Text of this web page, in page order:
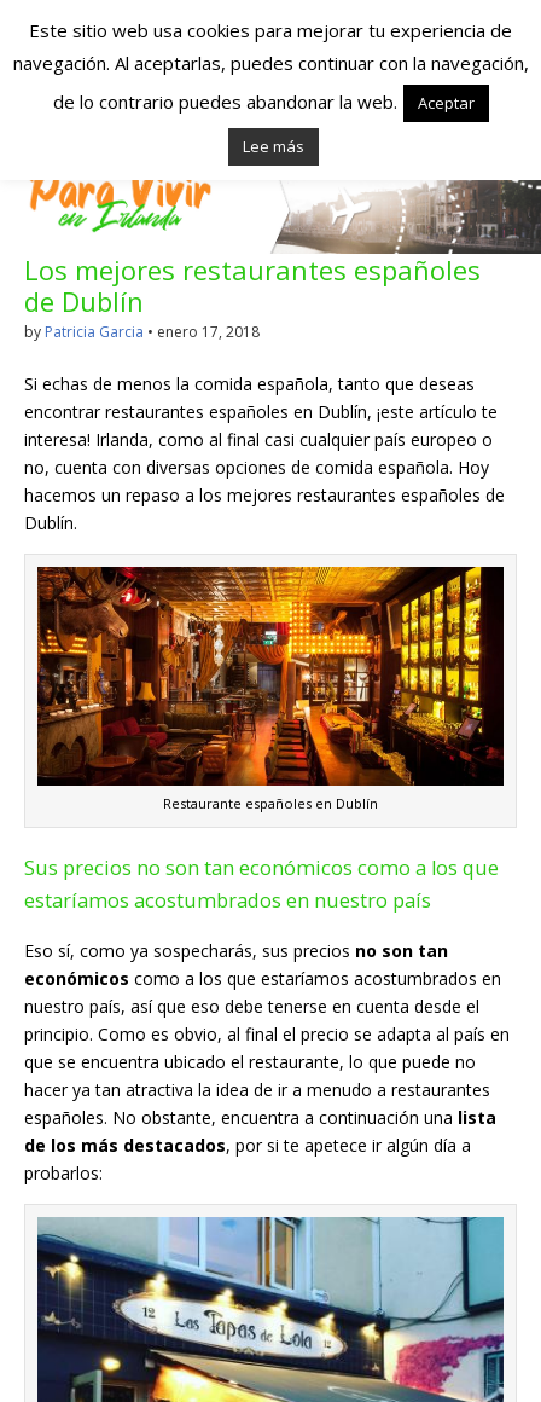
Españoles en
Irlanda – Vivir en
Irlanda – Trabajo
en Irlanda –
Alojamiento en
Irlanda
Blog dedicado a los que viven, estudian y trabajan en
Irlanda!
Los mejores restaurantes españoles
de Dublín
by Patricia Garcia • enero 17, 2018
Si echas de menos la comida española, tanto que deseas
encontrar restaurantes españoles en Dublín, ¡este artículo te
interesa! Irlanda, como al final casi cualquier país europeo o
no, cuenta con diversas opciones de comida española. Hoy
hacemos un repaso a los mejores restaurantes españoles de
Dublín.
Restaurante españoles en Dublín
Sus precios no son tan económicos como a los que
estaríamos acostumbrados en nuestro país
Eso sí, como ya sospecharás, sus precios no son tan
económicos como a los que estaríamos acostumbrados en
nuestro país, así que eso debe tenerse en cuenta desde el
principio. Como es obvio, al final el precio se adapta al país en
que se encuentra ubicado el restaurante, lo que puede no
hacer ya tan atractiva la idea de ir a menudo a restaurantes
españoles. No obstante, encuentra a continuación una lista
de los más destacados, por si te apetece ir algún día a
probarlos:
Este sitio web usa cookies para mejorar tu experiencia de
navegación. Al aceptarlas, puedes continuar con la navegación,
de lo contrario puedes abandonar la web.
Aceptar
Lee más